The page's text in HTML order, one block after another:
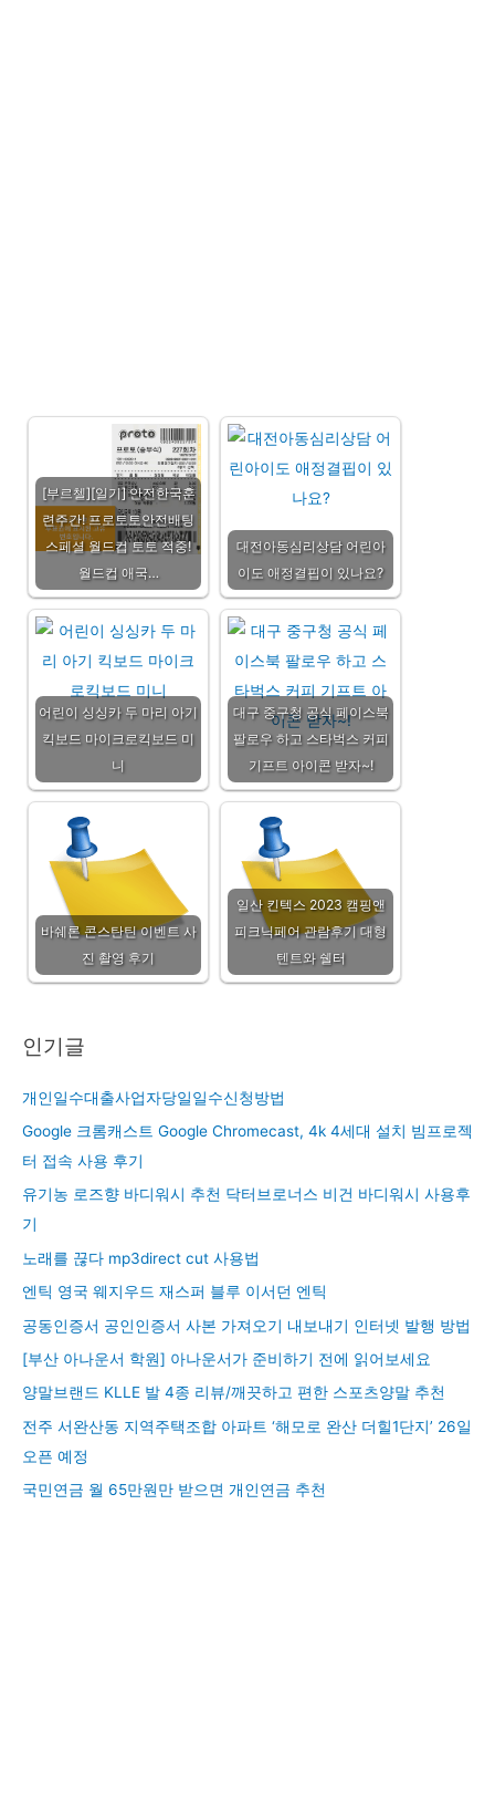
[부르첼][일기] 안전한국훈
련주간! 프로토토안전배팅
스페셜 월드컵 토토 적중!
월드컵 애국…
대전아동심리상담 어린아
이도 애정결핍이 있나요?
어린이 싱싱카 두 마리 아기
킥보드 마이크로킥보드 미
니
대구 중구청 공식 페이스북
팔로우 하고 스타벅스 커피
기프트 아이콘 받자~!
바쉐론 콘스탄틴 이벤트 사
진 촬영 후기
일산 킨텍스 2023 캠핑앤
피크닉페어 관람후기 대형
텐트와 쉘터
인기글
개인일수대출사업자당일일수신청방법
Google 크롬캐스트 Google Chromecast, 4k 4세대 설치 빔프로젝
터 접속 사용 후기
유기농 로즈향 바디워시 추천 닥터브로너스 비건 바디워시 사용후
기
노래를 끊다 mp3direct cut 사용법
엔틱 영국 웨지우드 재스퍼 블루 이서던 엔틱
공동인증서 공인인증서 사본 가져오기 내보내기 인터넷 발행 방법
[부산 아나운서 학원] 아나운서가 준비하기 전에 읽어보세요
양말브랜드 KLLE 발 4종 리뷰/깨끗하고 편한 스포츠양말 추천
전주 서완산동 지역주택조합 아파트 ‘해모로 완산 더힐1단지’ 26일
오픈 예정
국민연금 월 65만원만 받으면 개인연금 추천